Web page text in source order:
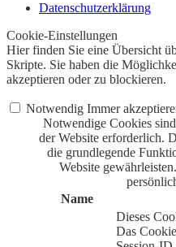
Datenschutzerklärung
Cookie-Einstellungen
Hier finden Sie eine Übersicht
Skripte. Sie haben die
akzeptieren oder zu blockieren.
Notwendig Immer
Notwendige Cookies
der Website erforderlich.
die grundlegende
Website
Name
Dieses
Das